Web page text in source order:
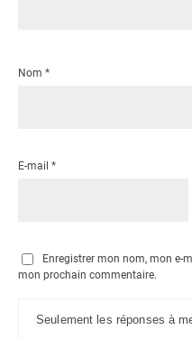
Nom *
E-mail *
Enregistrer mon nom, mon e-
mon prochain commentaire.